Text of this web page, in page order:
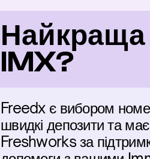
Найкраща
IMX?
Freedx є вибором
швидкі депозити та
Freshworks за